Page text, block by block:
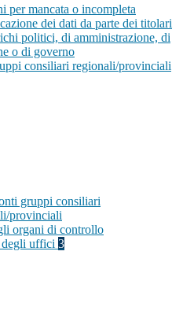
per mancata o incompleta
dei dati da parte dei titolari
politici, di amministrazione, di
o di governo
consiliari regionali/provinciali
gruppi consiliari
provinciali
organi di controllo
uffici 3